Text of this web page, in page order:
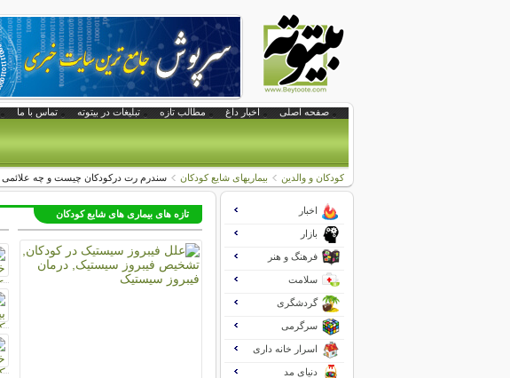
صفحه اصلی اخبار داغ مطالب تازه تبلیغات در بیتوته تماس با ما
کودکان و والدین بیماریهای شایع کودکان سندرم رت درکودکان چیست و چه علائمی
تازه های بیماری های شایع کودکان اخبار
بازار
فرهنگ و هنر
سلامت
گردشگری
سرگرمی
اسرار خانه داری
دنیای مد